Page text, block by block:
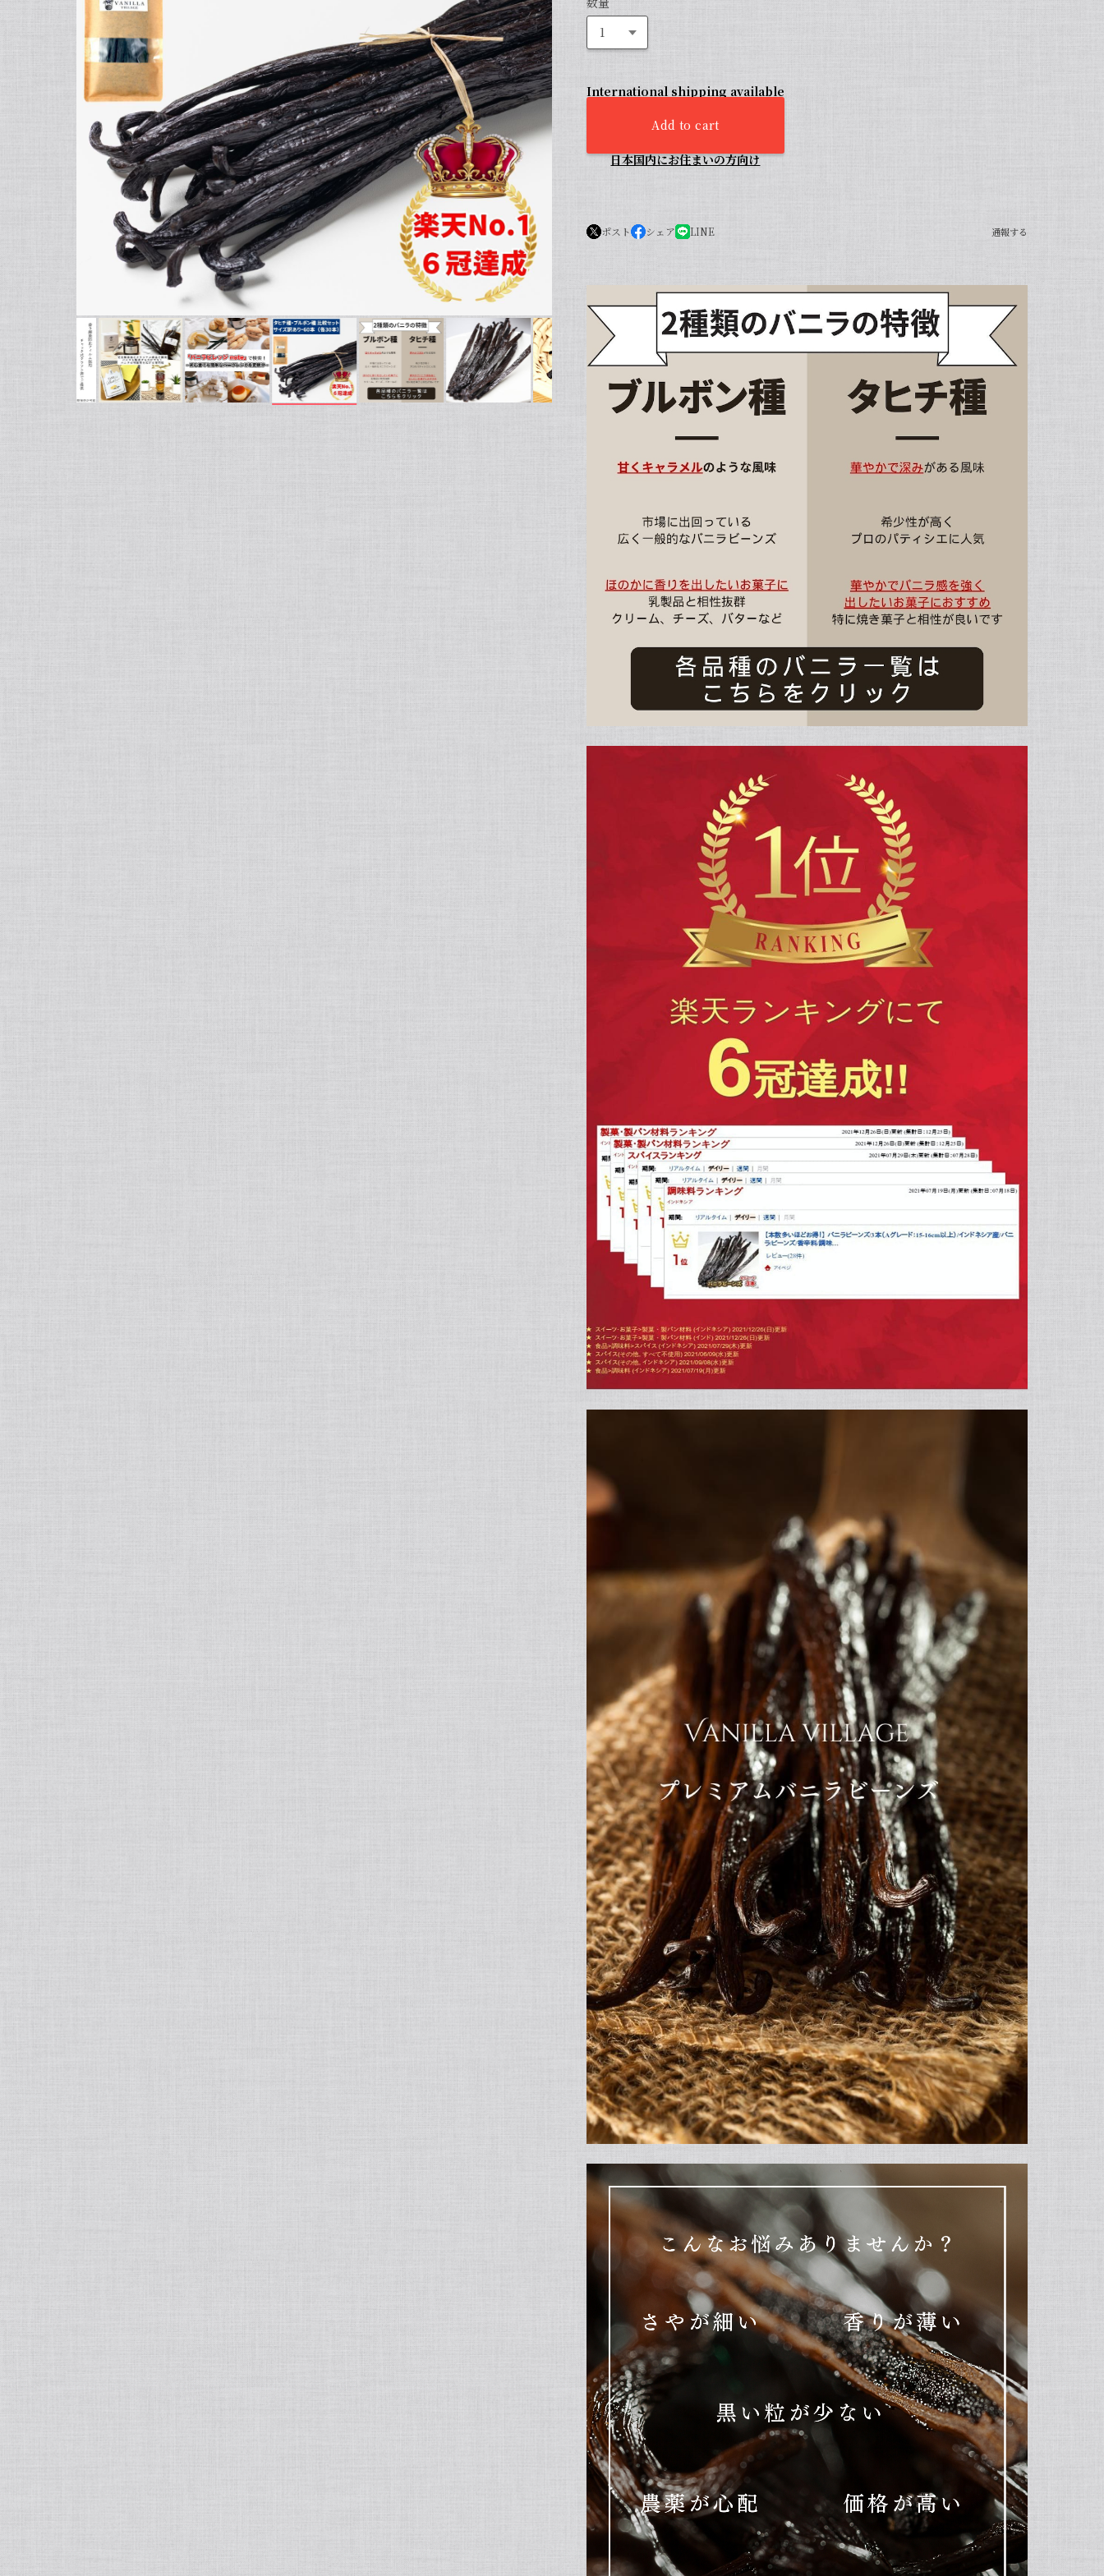
International shipping available
Add to cart
日本国内にお住まいの方向け
ポスト シェア LINE 通報する